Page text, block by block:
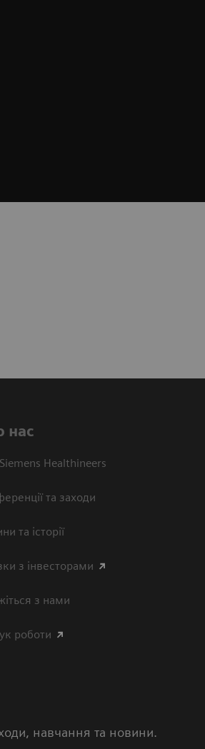
нас
Healthineers
та заходи
та історії
з інвесторами
з нами
роботи
навчання та новини.